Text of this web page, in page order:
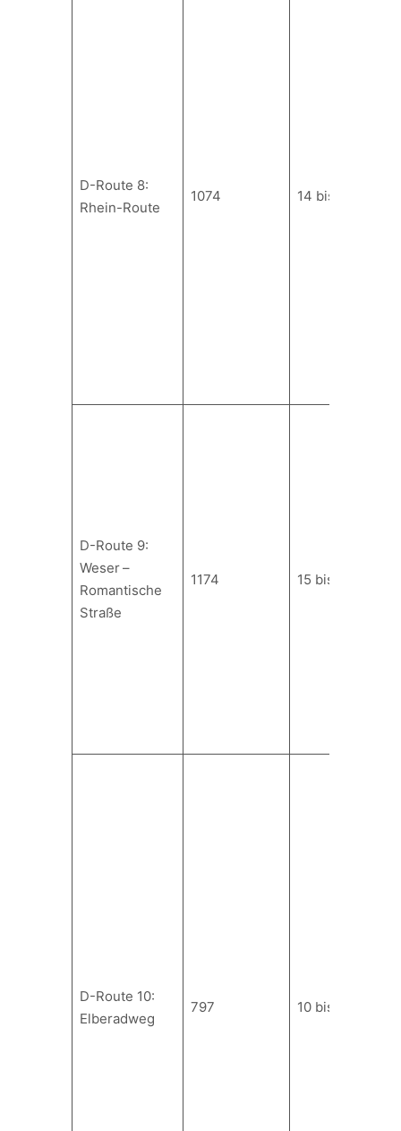
D-Route 8:
Rhein-Route
1074 14 bis 19
D-Route 9:
Weser –
Romantische
Straße
1174 15 bis 21
D-Route 10:
Elberadweg
797 10 bis 15